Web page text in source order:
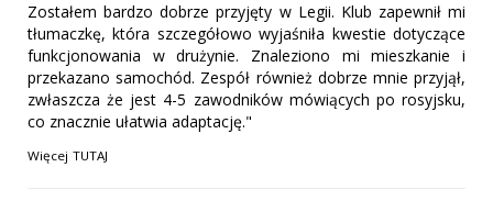
Zostałem bardzo dobrze przyjęty w Legii. Klub zapewnił mi
tłumaczkę, która szczegółowo wyjaśniła kwestie dotyczące
funkcjonowania w drużynie. Znaleziono mi mieszkanie i
przekazano samochód. Zespół również dobrze mnie przyjął,
zwłaszcza że jest 4-5 zawodników mówiących po rosyjsku,
co znacznie ułatwia adaptację."
Więcej TUTAJ